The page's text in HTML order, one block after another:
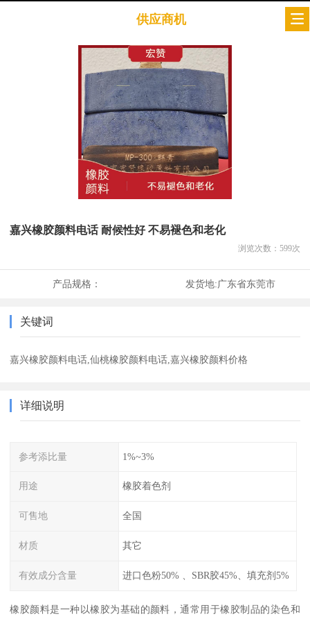
供应商机
嘉兴橡胶颜料电话 耐候性好 不易褪色和老化
浏览次数： 599次
产品规格： 发货地:广东省东莞市
关键词
嘉兴橡胶颜料电话,仙桃橡胶颜料电话,嘉兴橡胶颜料价格
详细说明
参考添比量 1%~3%
用途 橡胶着色剂
可售地 全国
材质 其它
有效成分含量 进口色粉50% 、SBR胶45%、填充剂5%
橡胶颜料是一种以橡胶为基础的颜料，通常用于橡胶制品的染色和